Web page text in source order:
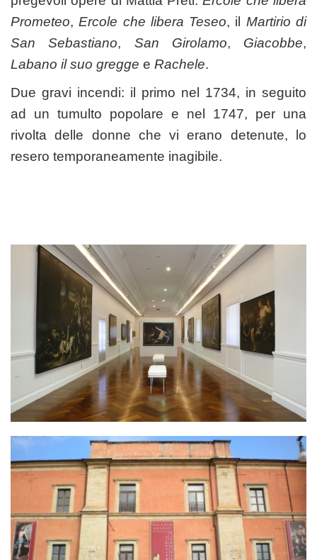
Prometeo,Ercole che libera Teseo, il Martirio di
San Sebastiano, San Girolamo, Giacobbe,
Labano il suo gregge e Rachele.
Due gravi incendi: il primo nel 1734, in seguito
ad un tumulto popolare e nel 1747, per una
rivolta delle donne che vi erano detenute, lo
resero temporaneamente inagibile.